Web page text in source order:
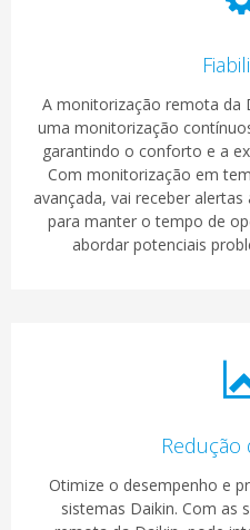
A monitorização remota da
uma monitorização
garantindo o conforto e a
Com monitorização em
avançada, vai receber
para manter o tempo de
abordar potenciais
Otimize o desempenho e
sistemas Daikin. Com as